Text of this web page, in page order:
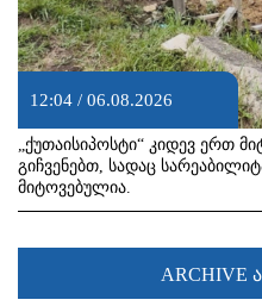
12:04 / 06.08.2026
„ქუთაისიპოსტი“ კიდევ ერთ
გიჩვენებთ, სადაც
მიტოვებულია.
ARCHIVE